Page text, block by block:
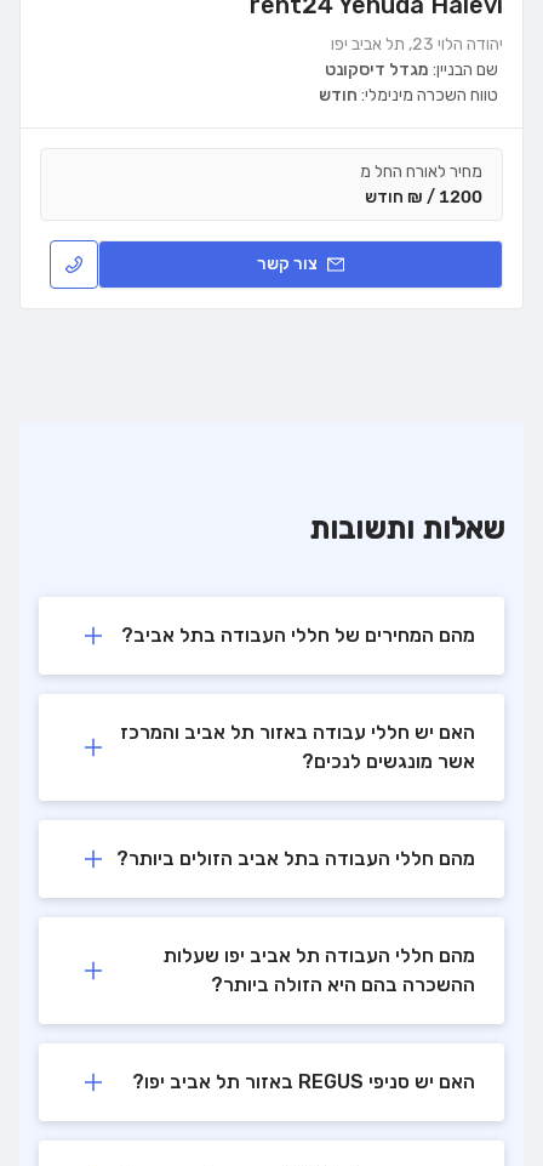
יהודה הלוי 23, תל אביב יפו
שם הבניין: מגדל דיסקונט
טווח השכרה מינימלי: חודש
מחיר לאורח החל מ
1200 / ₪ חודש
צור קשר
שאלות ותשובות
מהם המחירים של חללי העבודה בתל אביב?
האם יש חללי עבודה באזור תל אביב והמרכז
אשר מונגשים לנכים?
מהם חללי העבודה בתל אביב הזולים ביותר?
מהם חללי העבודה תל אביב יפו שעלות
ההשכרה בהם היא הזולה ביותר?
האם יש סניפי REGUS באזור תל אביב יפו?